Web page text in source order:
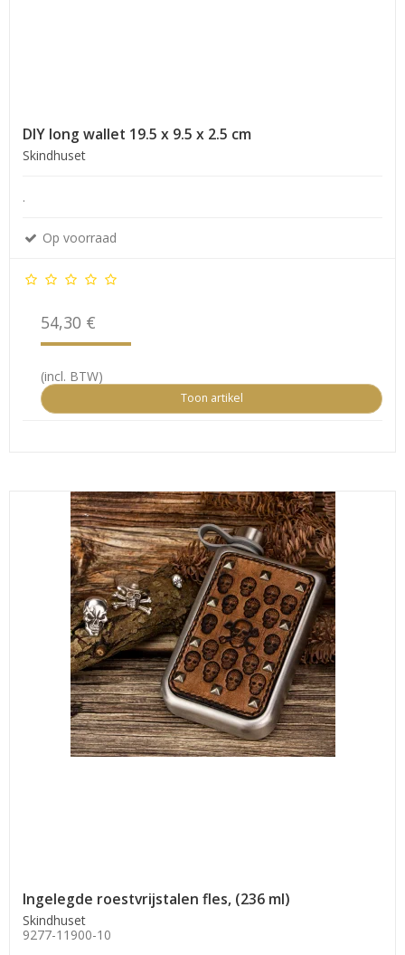
DIY long wallet 19.5 x 9.5 x 2.5 cm
Skindhuset
.
Op voorraad
54,30 €
(incl. BTW)
Toon artikel
Ingelegde roestvrijstalen fles, (236 ml)
Skindhuset
9277-11900-10